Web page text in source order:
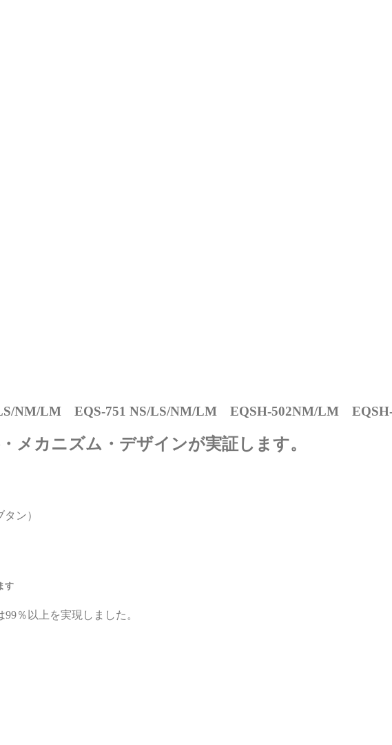
NM/LM EQS-751 NS/LS/NM/LM EQSH-502NM/LM
メカニズム・デザインが実証します。
ン）
す
％以上を実現しました。